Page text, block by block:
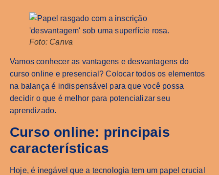
Foto: Canva
Vamos conhecer as vantagens e desvantagens do
curso online e presencial? Colocar todos os elementos
na balança é indispensável para que você possa
decidir o que é melhor para potencializar seu
aprendizado.
Curso online: principais
características
Hoje, é inegável que a tecnologia tem um papel crucial